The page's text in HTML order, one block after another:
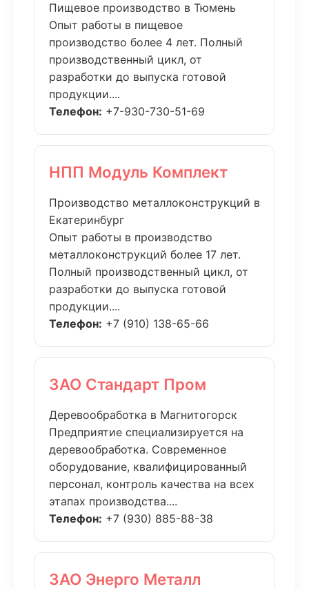
Пищевое производство в Тюмень
Опыт работы в пищевое
производство более 4 лет. Полный
производственный цикл, от
разработки до выпуска готовой
продукции....
Телефон: +7-930-730-51-69
НПП Модуль Комплект
Производство металлоконструкций в
Екатеринбург
Опыт работы в производство
металлоконструкций более 17 лет.
Полный производственный цикл, от
разработки до выпуска готовой
продукции....
Телефон: +7 (910) 138-65-66
ЗАО Стандарт Пром
Деревообработка в Магнитогорск
Предприятие специализируется на
деревообработка. Современное
оборудование, квалифицированный
персонал, контроль качества на всех
этапах производства....
Телефон: +7 (930) 885-88-38
ЗАО Энерго Металл